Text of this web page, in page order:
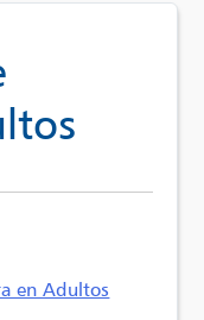
en Adultos